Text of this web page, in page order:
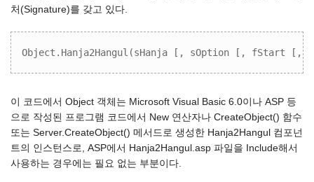
처(Signature)를 갖고 있다.
Object.Hanja2Hangul(sHanja [, sOption [,
이 코드에서 Object 객체는 Microsoft Visual Basic 6.0이나 ASP 등
으로 작성된 프로그램 코드에서 New 연산자나 CreateObject() 함수
또는 Server.CreateObject() 메서드로 생성한 Hanja2Hangul 컴포넌
트의 인스턴스로, ASP에서 Hanja2Hangul.asp 파일을 Include해서
사용하는 경우에는 필요 없는 부분이다.